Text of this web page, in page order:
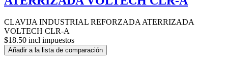
CLAVIJA INDUSTRIAL REFORZADA ATERRIZADA
VOLTECH CLR-A
$18.50 incl impuestos
Añadir a la lista de comparación